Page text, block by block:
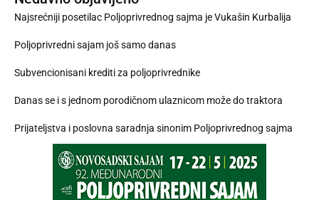
Najsrećniji posetilac Poljoprivrednog sajma je Vukašin Kurbalija
Poljoprivredni sajam još samo danas
Subvencionisani krediti za poljoprivrednike
Danas se i s jednom porodičnom ulaznicom može do traktora
Prijateljstva i poslovna saradnja sinonim Poljoprivrednog sajma